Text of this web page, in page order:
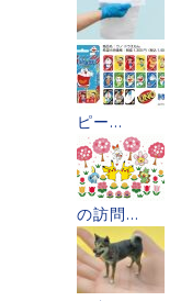
ピー...
の訪問...